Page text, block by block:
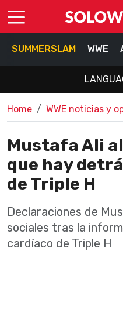
SUMMERSLAM WWE
Home WWE noticias y
Mustafa Ali
que hay
de Triple H
Declaraciones de
sociales tras la
cardíaco de Triple H